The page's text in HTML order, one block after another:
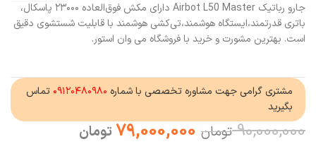
جارو رباتیک Airbot L50 Master دارای مکش فوق‌العاده ۲۳۰۰۰ پاسکال،
باتری قدرتمند،ایستگاه هوشمند،تی‌کشی هوشمند با قابلیت شستشوی دقیق
است. بهترین مشورت و خرید با فروشگاه می وان استور.
مشتری گرامی جهت مشاوره تخصصی با شماره ۰۹۱۲۰۴۸۰۹۸۰ تماس
بگیرید
90,000,000 تومان 79,000,000 تومان